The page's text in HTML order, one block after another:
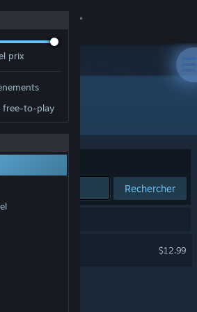
mobile Steam
prix
free-to-play
Rechercher
$12.99